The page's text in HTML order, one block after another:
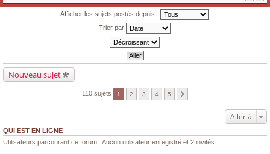
Afficher les sujets postés depuis :
Trier par
Nouveau sujet
110 sujets 1 2 3 4 5
Aller à
QUI EST EN LIGNE
Utilisateurs parcourant ce forum : Aucun utilisateur enregistré et 2 invités